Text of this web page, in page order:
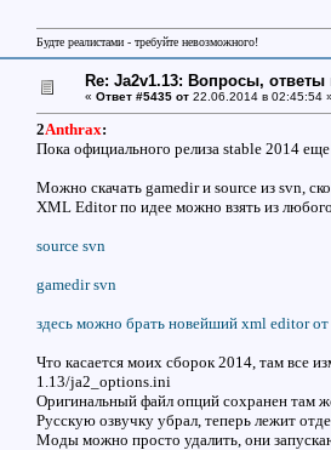
Будте реалистами - требуйте невозможного!
Re: Ja2v1.13: Вопросы,
« Ответ #5435 от 22.06.2014 в 02:45:54
2Anthrax:
Пока официального релиза stable 2014
Можно скачать gamedir и source из svn,
XML Editor по идее можно взять из
source svn
gamedir svn
здесь можно брать новейший xml editor
Что касается моих сборок 2014, там все
1.13/ja2_options.ini
Оригинальный файл опций сохранен там
Русскую озвучку убрал, теперь лежит
Моды можно просто удалить, они